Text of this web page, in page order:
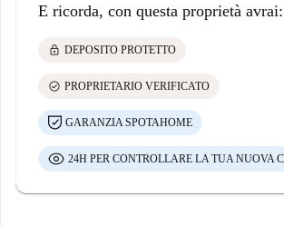
E ricorda, con questa proprietà avrai:
lock DEPOSITO PROTETTO
check_circle PROPRIETARIO VERIFICATO
GARANZIA SPOTAHOME
24H PER CONTROLLARE LA TUA NUOVA